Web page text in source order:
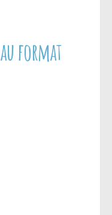
au format